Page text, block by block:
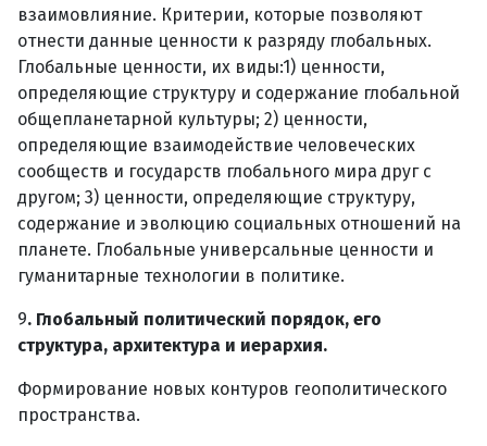
взаимовлияние. Критерии, которые позволяют
отнести данные ценности к разряду глобальных.
Глобальные ценности, их виды:1) ценности,
определяющие структуру и содержание глобальной
общепланетарной культуры; 2) ценности,
определяющие взаимодействие человеческих
сообществ и государств глобального мира друг с
другом; 3) ценности, определяющие структуру,
содержание и эволюцию социальных отношений на
планете. Глобальные универсальные ценности и
гуманитарные технологии в политике.
9. Глобальный политический порядок, его
структура, архитектура и иерархия.
Формирование новых контуров геополитического
пространства.